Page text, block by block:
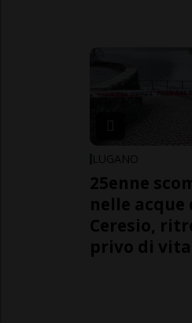
LUGANO
25enne
nelle acque
Ceresio,
privo di vita